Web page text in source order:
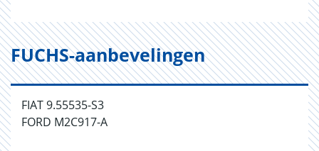
FUCHS-aanbevelingen
FIAT 9.55535-S3
FORD M2C917-A